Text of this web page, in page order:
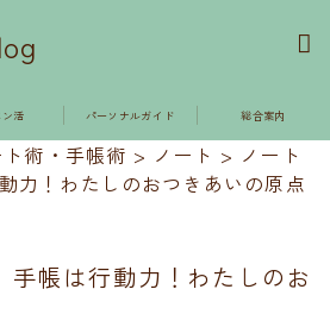
活 パーソナルガイド 総合案内
ト術・手帳術 > ノート > ノート
力！わたしのおつきあいの原点
手帳は行動力！わたしのお